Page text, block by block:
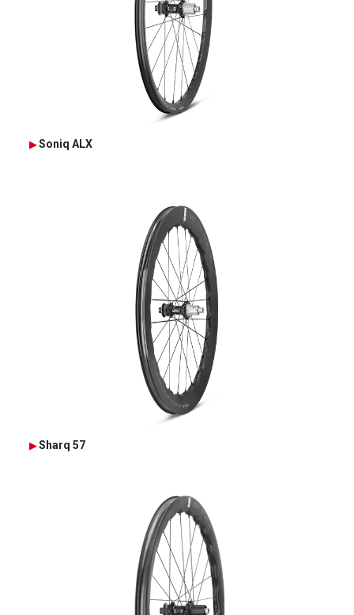
Soniq ALX
Sharq 57